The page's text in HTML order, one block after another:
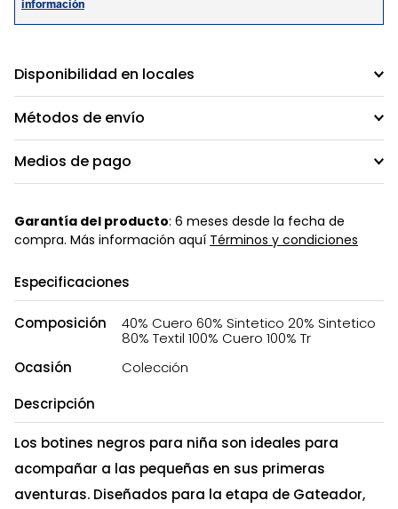
Disponibilidad en locales
Métodos de envío
Medios de pago
Garantía del producto: 6 meses desde la fecha de
compra. Más información aquí Términos y condiciones
Especificaciones
Composición
40% Cuero 60% Sintetico 20% Sintetico
80% Textil 100% Cuero 100% Tr
Ocasión
Colección
Descripción
Los botines negros para niña son ideales para
acompañar a las pequeñas en sus primeras
aventuras. Diseñados para la etapa de Gateador,